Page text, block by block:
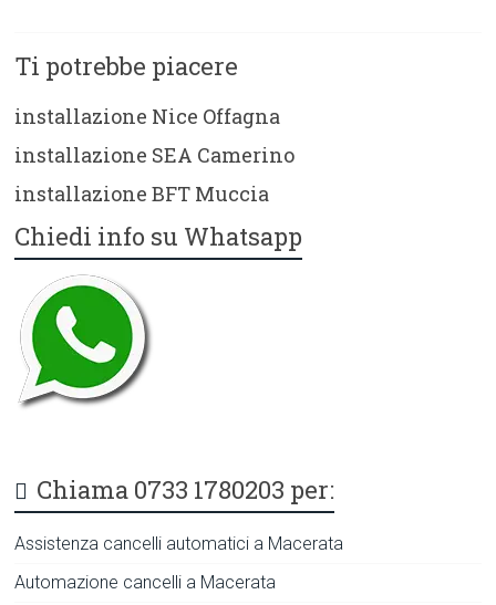
Ti potrebbe piacere
installazione Nice Offagna
installazione SEA Camerino
installazione BFT Muccia
Chiedi info su Whatsapp
Chiama 0733 1780203 per:
Assistenza cancelli automatici a Macerata
Automazione cancelli a Macerata